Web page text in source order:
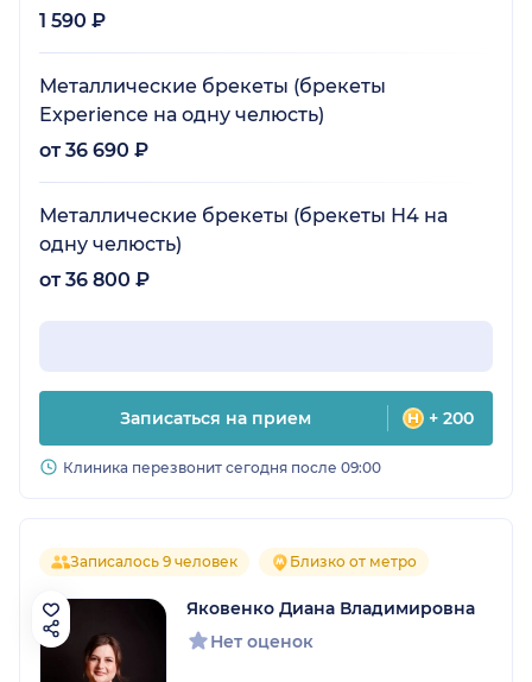
1 590 ₽
Металлические брекеты (брекеты
Experience на одну челюсть)
от 36 690 ₽
Металлические брекеты (брекеты Н4 на
одну челюсть)
от 36 800 ₽
Записаться на прием + 200
Клиника перезвонит сегодня после 09:00
Записалось 9 человек Близко от метро
Яковенко Диана Владимировна
Нет оценок